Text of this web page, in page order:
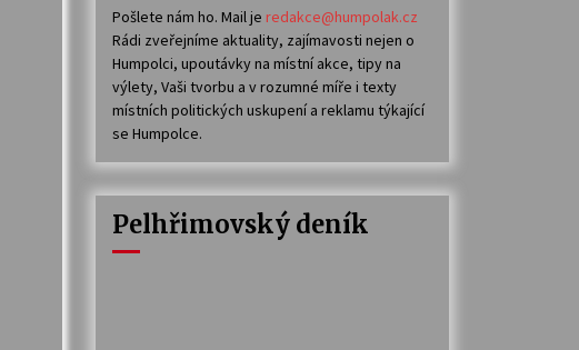
Pošlete nám ho. Mail je redakce@humpolak.cz
Rádi zveřejníme aktuality, zajímavosti nejen o
Humpolci, upoutávky na místní akce, tipy na
výlety, Vaši tvorbu a v rozumné míře i texty
místních politických uskupení a reklamu týkající
se Humpolce.
Pelhřimovský deník